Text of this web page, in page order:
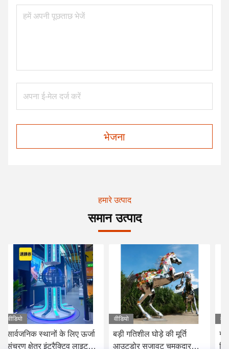
भेजना
हमारे उत्पाद
समान उत्पाद
वीडियो
सार्वजनिक स्थानों के लिए ऊर्जा
संचरण क्षेत्र इंटरैक्टिव लाइट
वीडियो
बड़ी गतिशील घोड़े की मूर्ति
आउटडोर सजावट चमकदार